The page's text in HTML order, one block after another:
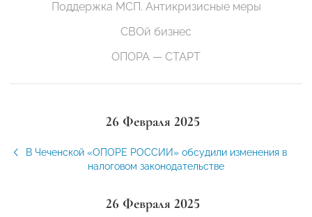
Поддержка МСП. Антикризисные меры
СВОй бизнес
ОПОРА — СТАРТ
26 Февраля 2025
В Чеченской «ОПОРЕ РОССИИ» обсудили изменения в
налоговом законодательстве
26 Февраля 2025